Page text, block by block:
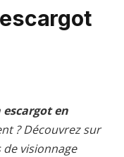
escargot en
? Découvrez sur
visionnage